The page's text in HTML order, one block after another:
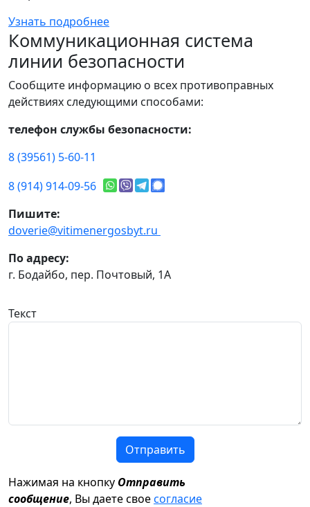
Узнать подробнее
Коммуникационная система
линии безопасности
Сообщите информацию о всех противоправных
действиях следующими способами:
телефон службы безопасности:
8 (39561) 5-60-11
8 (914) 914-09-56
Пишите:
doverie@vitimenergosbyt.ru
По адресу:
г. Бодайбо, пер. Почтовый, 1А
Текст
Отправить
Нажимая на кнопку Отправить
сообщение, Вы даете своесогласие